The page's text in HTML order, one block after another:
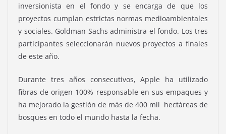
inversionista en el fondo y se encarga de que los
proyectos cumplan estrictas normas medioambientales
y sociales. Goldman Sachs administra el fondo. Los tres
participantes seleccionarán nuevos proyectos a finales
de este año.
Durante tres años consecutivos, Apple ha utilizado
fibras de origen 100% responsable en sus empaques y
ha mejorado la gestión de más de 400 mil hectáreas de
bosques en todo el mundo hasta la fecha.